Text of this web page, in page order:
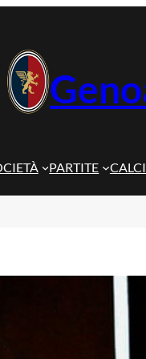
PARTITE